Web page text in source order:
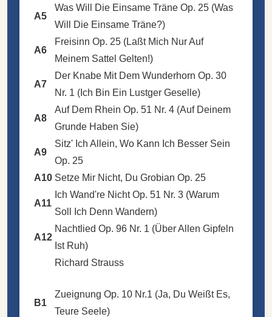
A5
Was Will Die Einsame Träne Op. 25 (Was
Will Die Einsame Träne?)
A6
Freisinn Op. 25 (Laßt Mich Nur Auf
Meinem Sattel Gelten!)
A7
Der Knabe Mit Dem Wunderhorn Op. 30
Nr. 1 (Ich Bin Ein Lustger Geselle)
A8
Auf Dem Rhein Op. 51 Nr. 4 (Auf Deinem
Grunde Haben Sie)
A9
Sitz' Ich Allein, Wo Kann Ich Besser Sein
Op. 25
A10 Setze Mir Nicht, Du Grobian Op. 25
A11
Ich Wand're Nicht Op. 51 Nr. 3 (Warum
Soll Ich Denn Wandern)
A12
Nachtlied Op. 96 Nr. 1 (Über Allen Gipfeln
Ist Ruh)
Richard Strauss
B1
Zueignung Op. 10 Nr.1 (Ja, Du Weißt Es,
Teure Seele)